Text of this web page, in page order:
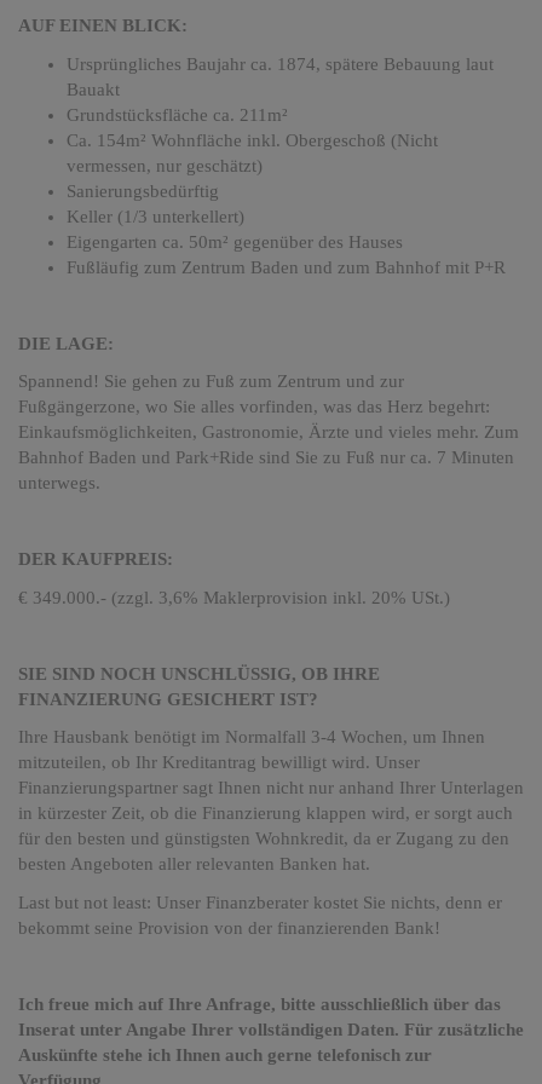
AUF EINEN BLICK:
Ursprüngliches Baujahr ca. 1874, spätere Bebauung laut
Bauakt
Grundstücksfläche ca. 211m²
Ca. 154m² Wohnfläche inkl. Obergeschoß (Nicht
vermessen, nur geschätzt)
Sanierungsbedürftig
Keller (1/3 unterkellert)
Eigengarten ca. 50m² gegenüber des Hauses
Fußläufig zum Zentrum Baden und zum Bahnhof mit P+R
DIE LAGE:
Spannend! Sie gehen zu Fuß zum Zentrum und zur
Fußgängerzone, wo Sie alles vorfinden, was das Herz begehrt:
Einkaufsmöglichkeiten, Gastronomie, Ärzte und vieles mehr. Zum
Bahnhof Baden und Park+Ride sind Sie zu Fuß nur ca. 7 Minuten
unterwegs.
DER KAUFPREIS:
€ 349.000.- (zzgl. 3,6% Maklerprovision inkl. 20% USt.)
SIE SIND NOCH UNSCHLÜSSIG, OB IHRE
FINANZIERUNG GESICHERT IST?
Ihre Hausbank benötigt im Normalfall 3-4 Wochen, um Ihnen
mitzuteilen, ob Ihr Kreditantrag bewilligt wird. Unser
Finanzierungspartner sagt Ihnen nicht nur anhand Ihrer Unterlagen
in kürzester Zeit, ob die Finanzierung klappen wird, er sorgt auch
für den besten und günstigsten Wohnkredit, da er Zugang zu den
besten Angeboten aller relevanten Banken hat.
Last but not least: Unser Finanzberater kostet Sie nichts, denn er
bekommt seine Provision von der finanzierenden Bank!
Ich freue mich auf Ihre Anfrage, bitte ausschließlich über das
Inserat unter Angabe Ihrer vollständigen Daten. Für zusätzliche
Auskünfte stehe ich Ihnen auch gerne telefonisch zur
Verfügung.